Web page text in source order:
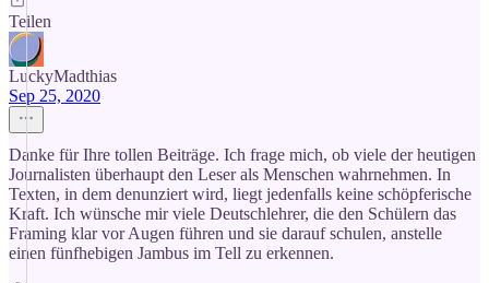
Teilen
LuckyMadthias
Sep 25, 2020
Danke für Ihre tollen Beiträge. Ich frage mich, ob viele der heutigen
Journalisten überhaupt den Leser als Menschen wahrnehmen. In
Texten, in dem denunziert wird, liegt jedenfalls keine schöpferische
Kraft. Ich wünsche mir viele Deutschlehrer, die den Schülern das
Framing klar vor Augen führen und sie darauf schulen, anstelle
einen fünfhebigen Jambus im Tell zu erkennen.